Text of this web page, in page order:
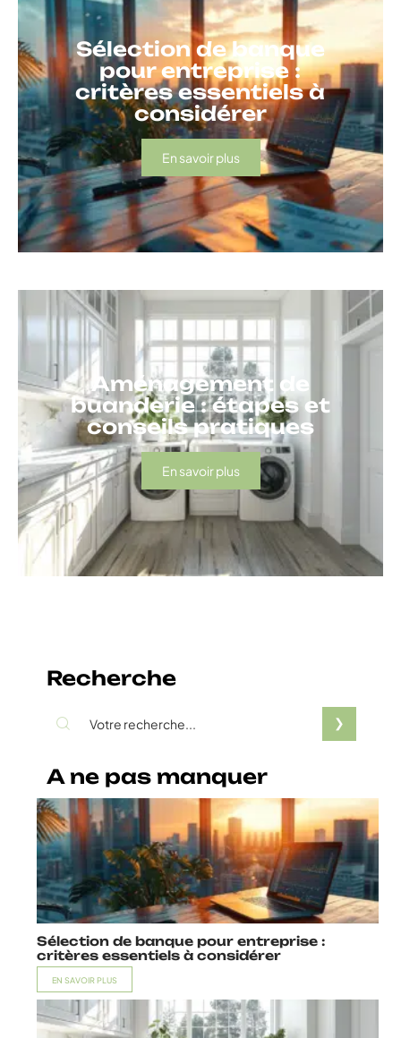
Sélection de banque
pour entreprise :
critères essentiels à
considérer
En savoir plus
Aménagement de
buanderie : étapes et
conseils pratiques
En savoir plus
Recherche
A ne pas manquer
Sélection de banque pour entreprise :
critères essentiels à considérer
EN SAVOIR PLUS